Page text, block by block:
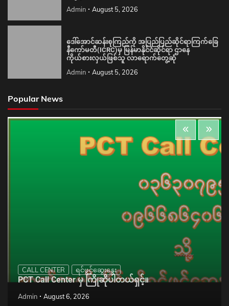
Admin August 5, 2026
ဒေါ်အောင်ဆန်းစုကြည်ကို အပြည်ပြည်ဆိုင်ရာကြက်ခြေ
နီကော်မတီ(ICRC)မှ မြန်မာနိုင်ငံဆိုင်ရာ ဌာနေ
ကိုယ်စားလှယ်ဖြစ်သူ လာရောက်တွေ့ဆုံ
Admin August 5, 2026
Popular News
CALL CENTER ရင်ဖွင့်ဆွေးနွေး
PCT Call Center မှ ကြိုဆိုပါတယ်ရှင့်။
Admin August 6, 2026